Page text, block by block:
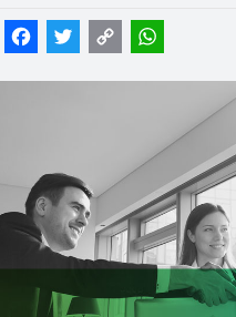
Facebook
Twitter
Copy
Link